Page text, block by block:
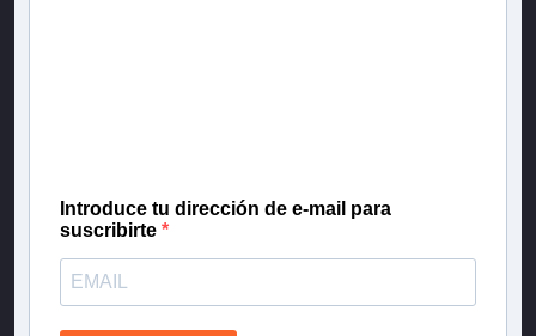
Introduce tu dirección de e-mail para
suscribirte